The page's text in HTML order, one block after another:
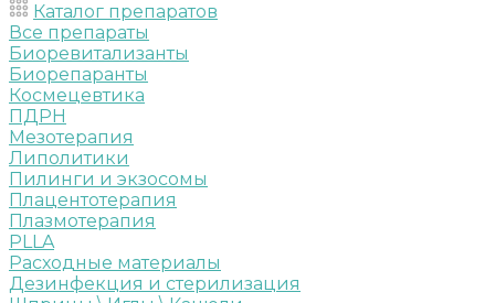
Каталог препаратов
Все препараты
Биоревитализанты
Биорепаранты
Космецевтика
ПДРН
Мезотерапия
Липолитики
Пилинги и экзосомы
Плацентотерапия
Плазмотерапия
PLLA
Расходные материалы
Дезинфекция и стерилизация